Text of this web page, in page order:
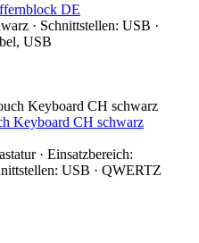
DE
· Schnittstellen: USB ·
USB
Keyboard CH schwarz
· Einsatzbereich:
USB · QWERTZ